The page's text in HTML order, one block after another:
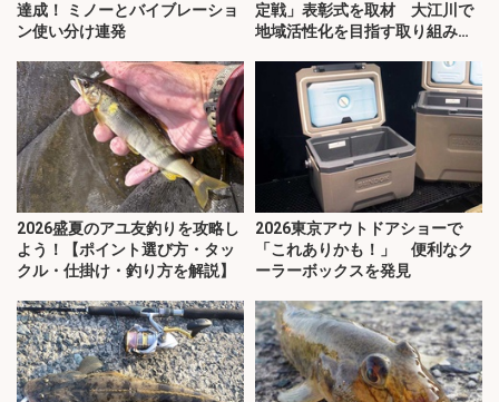
達成！ ミノーとバイブレーショ
ン使い分け連発
定戦」表彰式を取材 大江川で
地域活性化を目指す取り組みと
2026盛夏のアユ友釣りを攻略し
よう！【ポイント選び方・タッ
クル・仕掛け・釣り方を解説】
2026東京アウトドアショーで
「これありかも！」 便利なク
ーラーボックスを発見